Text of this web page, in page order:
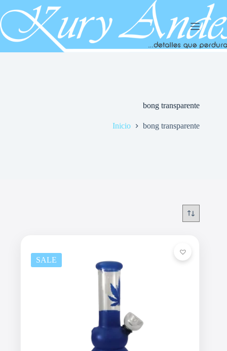
al
contenido
bong transparente
Inicio bong transparente
SALE